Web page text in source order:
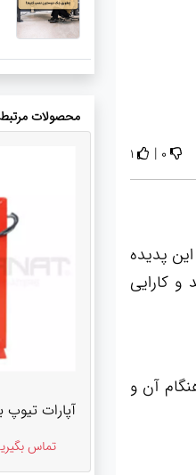
0
|
1
پدیده
کارایی
آن و
محصولات مرتبط
آپارات تیوپ
تماس